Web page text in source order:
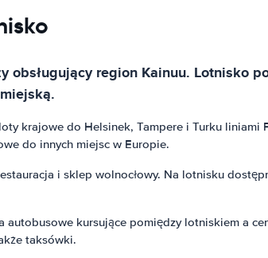
region Kainuu. Lotnisko
krajowe do Helsinek, Tampere i Turku liniami
do innych miejsc w Europie.
i sklep wolnocłowy. Na lotnisku
kursujące pomiędzy lotniskiem a
taksówki.